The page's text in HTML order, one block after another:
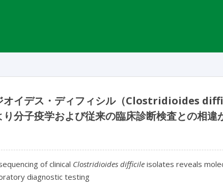
オイデス・ディフィシル（Clostridioides
り分子疫学および従来の臨床診断検査との相違
of clinical Clostridioides difficile isolates reveals
diagnostic testing